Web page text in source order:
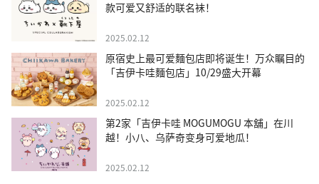
款可爱又舒适的联名袜！
2025.02.12
原宿史上最可爱麵包店即将诞生！万众瞩目的
「吉伊卡哇麵包店」10/29盛大开幕
2025.02.12
第2家「吉伊卡哇 MOGUMOGU 本舖」在川
越！小八、乌萨奇变身可爱地瓜！
2025.02.12